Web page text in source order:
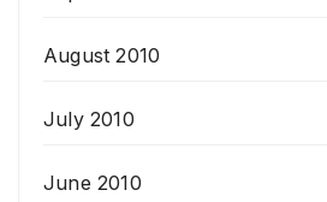
August 2010
July 2010
June 2010